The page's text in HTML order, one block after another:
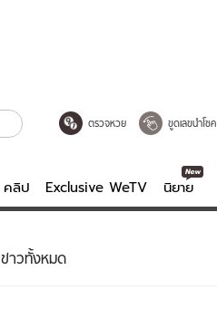
ตรวจหวย ขูดเลขนำโชค
คลิป Exclusive WeTV นิยาย
บันเทิงครบรส
ข่าวทั้งหมด